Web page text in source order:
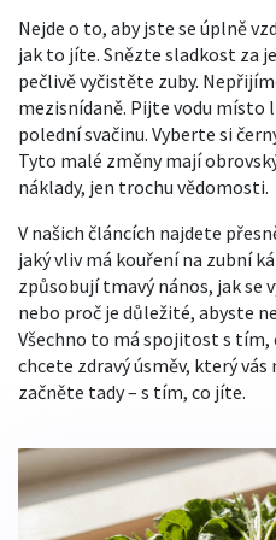
Nejde o to, aby jste se úplně
jak to jíte. Snězte sladkost za
pečlivě vyčistěte zuby.
mezisnídaně. Pijte vodu místo
polední svačinu. Vyberte si
Tyto malé změny mají
náklady, jen trochu vědomosti.
V našich článcích najdete
jaký vliv má kouření na zubní
způsobují tmavý nános, jak se
nebo proč je důležité, abyste
Všechno to má spojitost s tím,
chcete zdravý úsměv, který
začněte tady – s tím, co jíte.